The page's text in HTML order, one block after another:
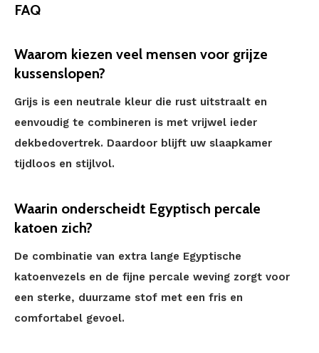
FAQ
Waarom kiezen veel mensen voor grijze
kussenslopen?
Grijs is een neutrale kleur die rust uitstraalt en
eenvoudig te combineren is met vrijwel ieder
dekbedovertrek. Daardoor blijft uw slaapkamer
tijdloos en stijlvol.
Waarin onderscheidt Egyptisch percale
katoen zich?
De combinatie van extra lange Egyptische
katoenvezels en de fijne percale weving zorgt voor
een sterke, duurzame stof met een fris en
comfortabel gevoel.